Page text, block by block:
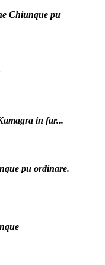
Chiunque pu
in far...
pu ordinare.